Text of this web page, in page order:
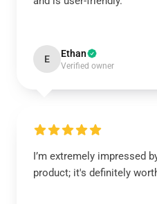
E Ethan
Verified owner
I’m extremely impressed
product; it's definitely